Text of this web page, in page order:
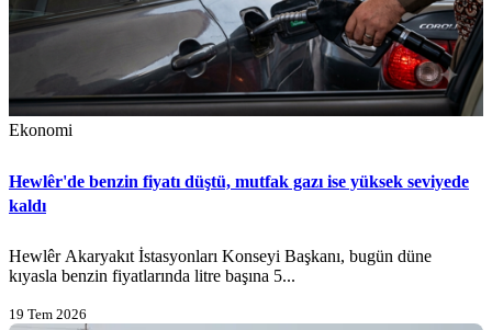
Ekonomi
Hewlêr'de benzin fiyatı düştü, mutfak gazı ise yüksek seviyede
kaldı
Hewlêr Akaryakıt İstasyonları Konseyi Başkanı, bugün düne
kıyasla benzin fiyatlarında litre başına 5...
19 Tem 2026